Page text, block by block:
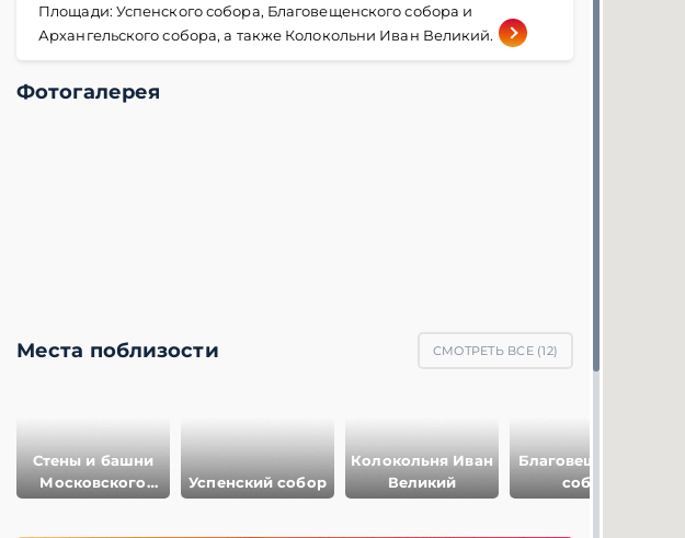
Площади: Успенского собора, Благовещенского собора и
Архангельского собора, а также Колокольни Иван Великий.
Фотогалерея
Места поблизости СМОТРЕТЬ ВСЕ (12)
Стены и башни
Московского
Кремля
Успенский собор
Колокольня Иван
Великий
Благовещенский
собор